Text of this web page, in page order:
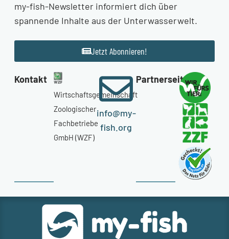
my-fish-Newsletter informiert dich über
spannende Inhalte aus der Unterwasserwelt.
Jetzt Abonnieren!
Kontakt
Wirtschaftsgemeinschaft
Zoologischer
Fachbetriebe
GmbH (WZF)
info@my-
fish.org
Partnerseiten